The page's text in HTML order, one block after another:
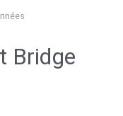
Bridge